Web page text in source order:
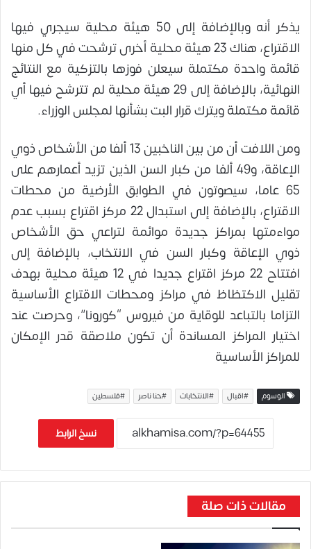
يذكر أنه وبالإضافة إلى 50 هيئة محلية سيجري فيها
الاقتراع، هناك 23 هيئة محلية أخرى ترشحت في كل منها
قائمة واحدة مكتملة سيعلن فوزها بالتزكية مع النتائج
النهائية، بالإضافة إلى 29 هيئة محلية لم تترشح فيها أي
قائمة مكتملة ويترك قرار البت بشأنها لمجلس الوزراء.
ومن اللافت أن من بين الناخبين 13 ألفا من الأشخاص ذوي
الإعاقة، و49 ألفا من كبار السن الذين تزيد أعمارهم على
65 عاما، سيصوتون في الطوابق الأرضية من محطات
الاقتراع، بالإضافة إلى استبدال 22 مركز اقتراع بسبب عدم
مواءمتها بمراكز جديدة موائمة لتراعي حق الأشخاص
ذوي الإعاقة وكبار السن في الانتخاب، بالإضافة إلى
افتتاح 22 مركز اقتراع جديدا في 12 هيئة محلية بهدف
تقليل الاكتظاظ في مراكز ومحطات الاقتراع الأساسية
التزاما بالتباعد للوقاية من فيروس “كورونا”، وحرصت عند
اختيار المراكز المساندة أن تكون ملاصقة قدر الإمكان
للمراكز الأساسية
الوسوم #اقبال #الانتخابات #حنا ناصر #فلسطين
نسخ الرابط
مقالات ذات صلة